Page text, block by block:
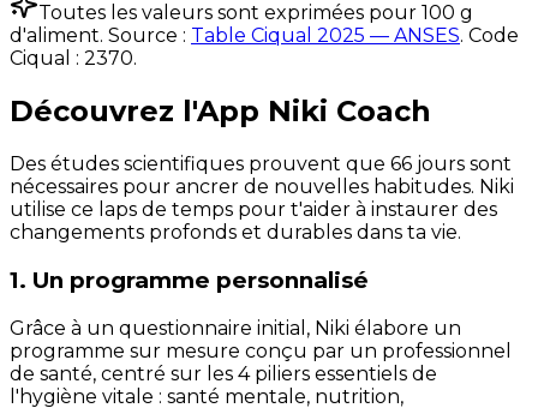
Toutes les valeurs sont exprimées pour 100 g
d'aliment. Source : Table Ciqual 2025 — ANSES. Code
Ciqual : 2370.
Découvrez l'App Niki Coach
Des études scientifiques prouvent que 66 jours sont
nécessaires pour ancrer de nouvelles habitudes. Niki
utilise ce laps de temps pour t'aider à instaurer des
changements profonds et durables dans ta vie.
1. Un programme personnalisé
Grâce à un questionnaire initial, Niki élabore un
programme sur mesure conçu par un professionnel
de santé, centré sur les 4 piliers essentiels de
l'hygiène vitale : santé mentale, nutrition,